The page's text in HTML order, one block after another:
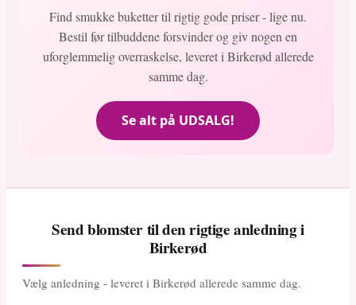
Find smukke buketter til rigtig gode priser - lige nu.
Bestil før tilbuddene forsvinder og giv nogen en
uforglemmelig overraskelse, leveret i Birkerød allerede
samme dag.
Se alt på UDSALG!
Send blomster til den rigtige anledning i
Birkerød
Vælg anledning - leveret i Birkerød allerede samme dag.